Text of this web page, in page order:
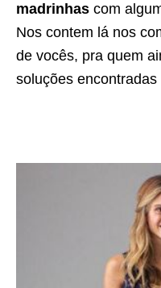
madrinhas com
Nos contem lá nos
de vocês, pra quem
soluções